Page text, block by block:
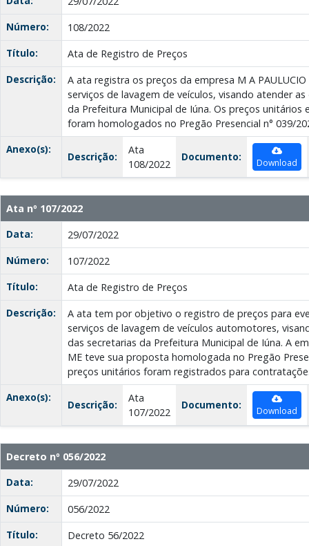
Número:
108/2022
Título:
Ata de Registro de Preços
Descrição:
A ata registra os preços da empresa M A
serviços de lavagem de veículos, visando atender
da Prefeitura Municipal de Iúna. Os preços unitários
foram homologados no Pregão Presencial n° 039/
Anexo(s):
Descrição:
Ata
108/2022
Documento: Download
Ata nº 107/2022
Data:
29/07/2022
Número:
107/2022
Título:
Ata de Registro de Preços
Descrição:
A ata tem por objetivo o registro de preços para
serviços de lavagem de veículos automotores,
das secretarias da Prefeitura Municipal de Iúna. A
ME teve sua proposta homologada no Pregão
preços unitários foram registrados para
Anexo(s):
Descrição:
Ata
107/2022
Documento: Download
Decreto nº 056/2022
Data:
29/07/2022
Número:
056/2022
Título:
Decreto 56/2022